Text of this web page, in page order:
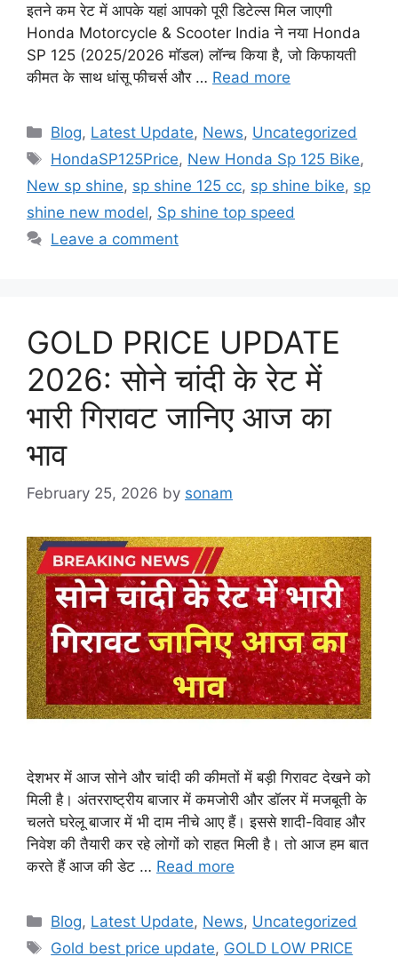
इतने कम रेट में आपके यहां आपको पूरी डिटेल्स मिल जाएगी
Honda Motorcycle & Scooter India ने नया Honda
SP 125 (2025/2026 मॉडल) लॉन्च किया है, जो किफायती
कीमत के साथ धांसू फीचर्स और … Read more
Categories
Blog, Latest Update, News, Uncategorized
Tags
HondaSP125Price, New Honda Sp 125 Bike,
New sp shine, sp shine 125 cc, sp shine bike, sp
shine new model, Sp shine top speed
Leave a comment
GOLD PRICE UPDATE
2026: सोने चांदी के रेट में
भारी गिरावट जानिए आज का
भाव
February 25, 2026 by sonam
देशभर में आज सोने और चांदी की कीमतों में बड़ी गिरावट देखने को
मिली है। अंतरराष्ट्रीय बाजार में कमजोरी और डॉलर में मजबूती के
चलते घरेलू बाजार में भी दाम नीचे आए हैं। इससे शादी-विवाह और
निवेश की तैयारी कर रहे लोगों को राहत मिली है। तो आज हम बात
करते हैं आज की डेट … Read more
Categories
Blog, Latest Update, News, Uncategorized
Tags
Gold best price update, GOLD LOW PRICE